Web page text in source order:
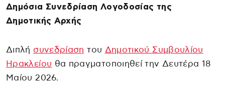
Δημόσια Συνεδρίαση Λογοδοσίας της
Δημοτικής Αρχής
Διπλή συνεδρίαση του Δημοτικού Συμβουλίου
Ηρακλείου θα πραγματοποιηθεί την Δευτέρα 18
Μαίου 2026.